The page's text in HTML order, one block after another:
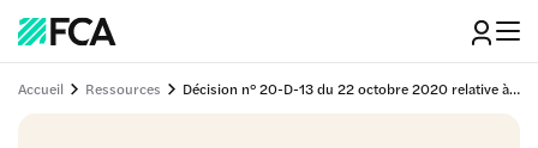
Accueil Ressources Décision n° 20-D-13 du 22 octobre 2020 relative à des pratiques mises en oeuvre dans le secteur de la grande distribution à dominante alimentaire par les groupes Auchan, Casino, Metro et Schiever : contrôle d'accord à l'achat sur le marché des MDD